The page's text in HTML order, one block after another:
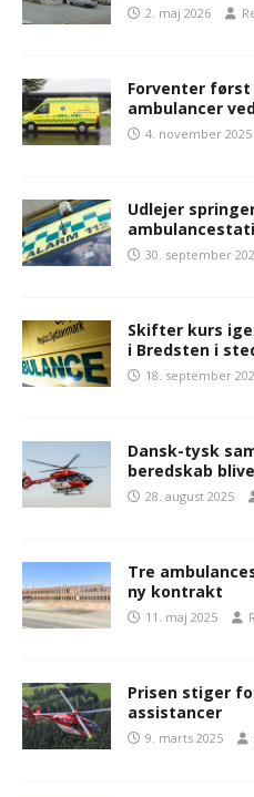
2. maj 2026
Forventer
ambulancer
4. november 2025
Udlejer
30. september
Skifter kurs
i Bredsten i
18. september
Dansk-tysk
beredskab
28. august 2025
Tre
ny kontrakt
11. maj 2025
Prisen stiger
assistancer
9. marts 2025